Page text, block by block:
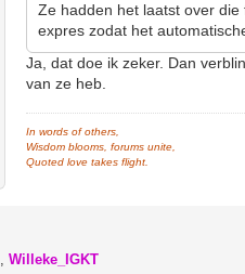
Ze hadden het laatst over
expres zodat het
Ja, dat doe ik zeker. Dan
van ze heb.
In words of others,
Wisdom blooms, forums unite,
Quoted love takes flight.
,Willeke_IGKT